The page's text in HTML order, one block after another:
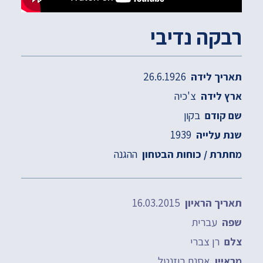
רבקה נדיבי
תאריך לידה
ארץ לידה צ'כיה
שם קודם בקון
שנת עלייה
מחתרת / כוחות הבטחון ההגנה
תאריך הראיון
שפה עברית
צלם רן צברי